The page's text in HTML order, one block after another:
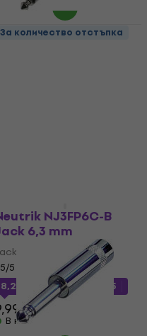
За количество отстъпка
NJ3FP6C-B
6,3 mm
6,3 mm
5/5
8,25 €
с кодMUZMUZ-15
€
В наличност